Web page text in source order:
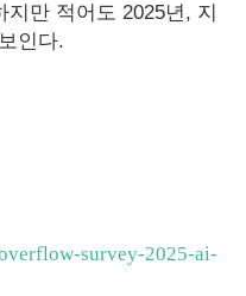
만 적어도 2025년, 지
인다.
survey-2025-ai-